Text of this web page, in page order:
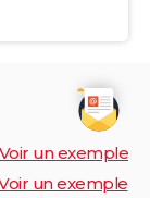
Voir un exemple
un exemple